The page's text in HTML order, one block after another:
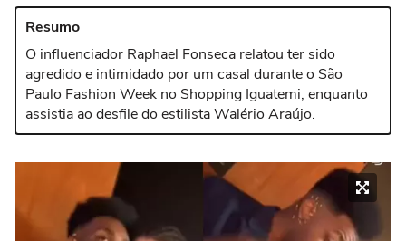
Resumo
O influenciador Raphael Fonseca relatou ter sido
agredido e intimidado por um casal durante o São
Paulo Fashion Week no Shopping Iguatemi, enquanto
assistia ao desfile do estilista Walério Araújo.